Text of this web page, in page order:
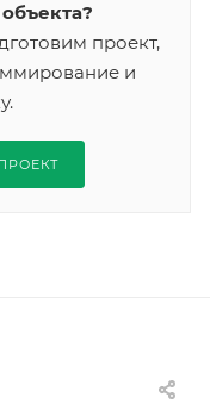
проект,
и